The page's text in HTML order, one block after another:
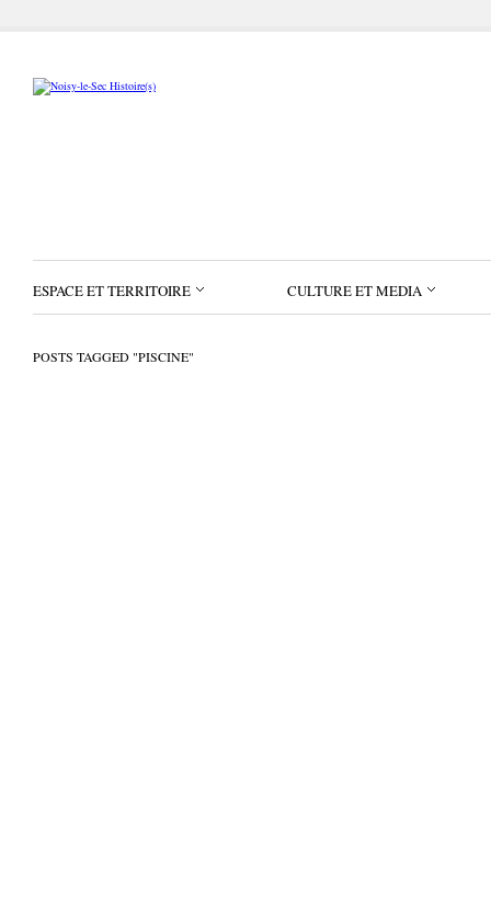
ESPACE ET TERRITOIRE CULTURE ET MEDIA
POSTS TAGGED "PISCINE"